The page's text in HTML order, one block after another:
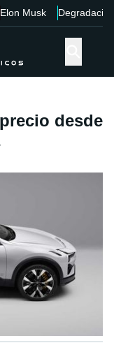
Elon Musk Degradación
desde